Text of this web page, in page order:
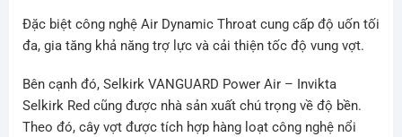
Đặc biệt công nghệ Air Dynamic Throat cung cấp độ uốn tối
đa, gia tăng khả năng trợ lực và cải thiện tốc độ vung vợt.
Bên cạnh đó, Selkirk VANGUARD Power Air – Invikta
Selkirk Red cũng được nhà sản xuất chú trọng về độ bền.
Theo đó, cây vợt được tích hợp hàng loạt công nghệ nổi